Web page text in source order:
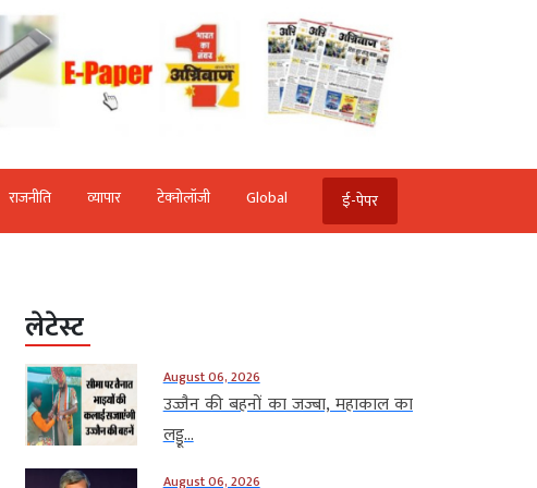
राजनीति व्‍यापार टेक्‍नोलॉजी Global ई-पेपर
लेटेस्ट
August 06, 2026
उज्जैन की बहनों का जज्बा, महाकाल का
लड्डू...
August 06, 2026